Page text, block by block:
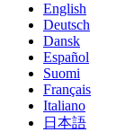
English
Deutsch
Dansk
Español
Suomi
Français
Italiano
日本語